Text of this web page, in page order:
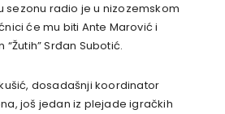
sezonu radio je u nizozemskom
će mu biti Ante Marović i
Srđan Subotić.
dosadašnji koordinator
još jedan iz plejade igračkih